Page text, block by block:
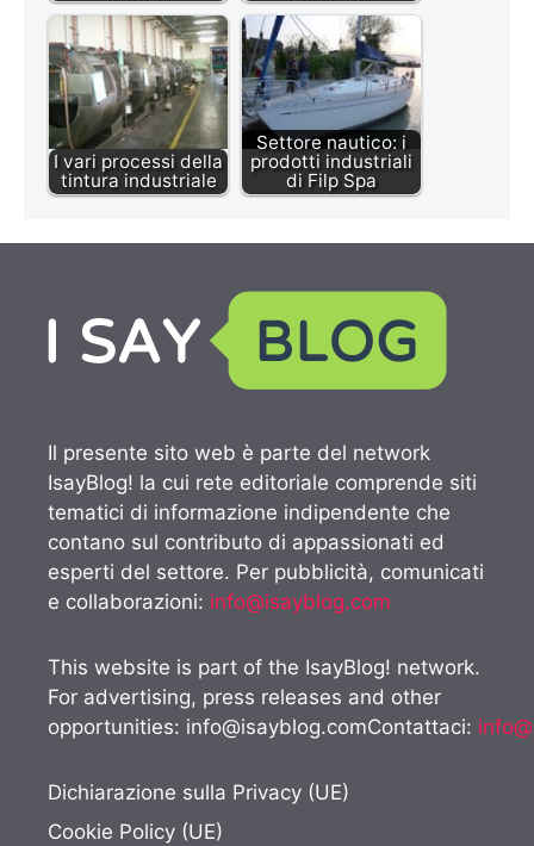
I vari processi della
tintura industriale
Settore nautico: i
prodotti industriali
di Filp Spa
Il presente sito web è parte del network
IsayBlog! la cui rete editoriale comprende siti
tematici di informazione indipendente che
contano sul contributo di appassionati ed
esperti del settore. Per pubblicità, comunicati
e collaborazioni: info@isayblog.com
This website is part of the IsayBlog! network.
For advertising, press releases and other
opportunities: info@isayblog.comContattaci:
Dichiarazione sulla Privacy (UE)
Cookie Policy (UE)